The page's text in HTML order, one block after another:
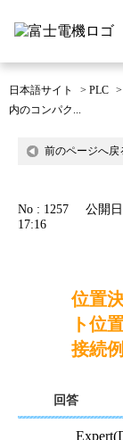
日本語サイト > PLC >
内のコンパク...
前のページへ戻
No : 1257 公開
17:16
位置
ト位
接続
回答